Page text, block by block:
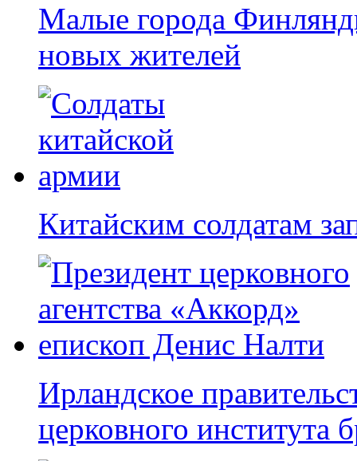
Малые города
новых жителей
Китайским солдатам
Ирландское
церковного института